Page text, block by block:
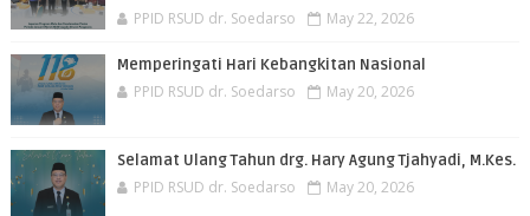
PPID RSUD dr. Soedarso May 22, 2026
Memperingati Hari Kebangkitan Nasional
PPID RSUD dr. Soedarso May 20, 2026
Selamat Ulang Tahun drg. Hary Agung Tjahyadi, M.Kes.
PPID RSUD dr. Soedarso May 20, 2026